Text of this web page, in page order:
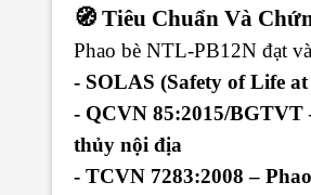
🧭 Tiêu Chuẩn Và
Phao bè NTL-PB12N đạt
- SOLAS (Safety of Life
- QCVN 85:2015/BGTVT
thủy nội địa
- TCVN 7283:2008 –